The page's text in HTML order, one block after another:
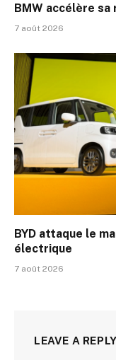
BMW accélère
7 août 2026
BYD attaque le
électrique
7 août 2026
LEAVE A REPLY